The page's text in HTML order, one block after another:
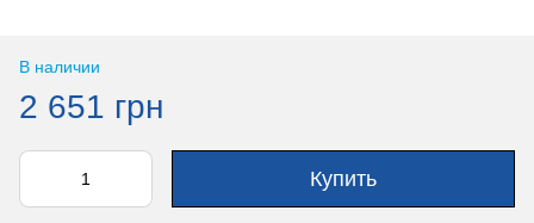
В наличии
2 651 грн
Купить